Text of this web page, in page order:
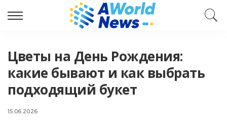
Цветы на День Рождения:
какие бывают и как выбрать
подходящий букет
15.06.2026